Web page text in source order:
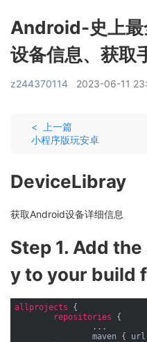
Android-史上最
设备信息、获取
z244370114 2023-06-11
< 上一篇
小程序版玩安卓
DeviceLibray
获取Android设备详细信息
Step 1. Add
y to your build
allprojects {
repositories {
		maven { url